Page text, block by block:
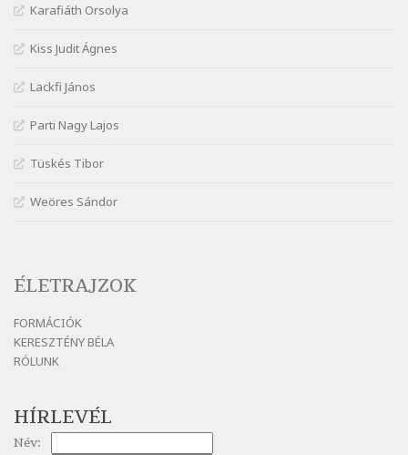
Nagy Bandó András: Botos tánc
Nagy Bandó András: Egérút
Szélkiáltó
Szélkiáltó
Nagy Bandó András: Hogyha egyszer
Nagy Bandó András: Ki vagyok?
Szélkiáltó
Nagy Bandó András: Nyári éj
Szélkiáltó
Szélkiáltó
Nagy Bandó András: Pöttyös katica
Karafiáth Orsolya
Kiss Judit Ágnes
Lackfi János
Parti Nagy Lajos
Tüskés Tibor
Weöres Sándor
ÉLETRAJZOK
FORMÁCIÓK
KERESZTÉNY BÉLA
RÓLUNK
HÍRLEVÉL
Név: